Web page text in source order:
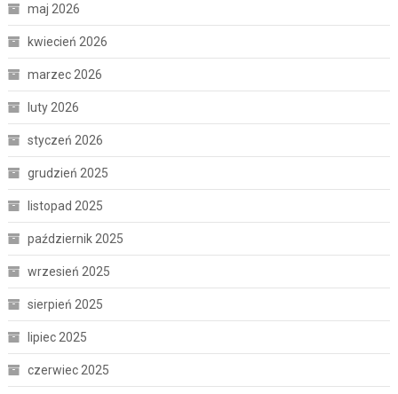
maj 2026
kwiecień 2026
marzec 2026
luty 2026
styczeń 2026
grudzień 2025
listopad 2025
październik 2025
wrzesień 2025
sierpień 2025
lipiec 2025
czerwiec 2025